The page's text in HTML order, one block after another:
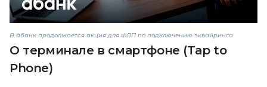
В àбанк продолжается акция для ФЛП по подключению эквайринга
О терминале в смартфоне (Tap to
Phone)